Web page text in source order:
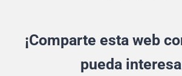
¡Comparte esta web
pueda